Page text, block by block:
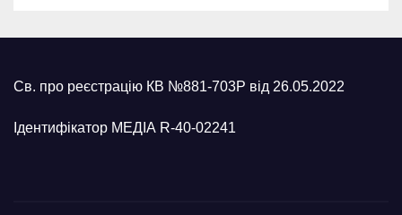
Св. про реєстрацію КВ №881-703Р від 26.05.2022
Ідентифікатор МЕДІА R-40-02241